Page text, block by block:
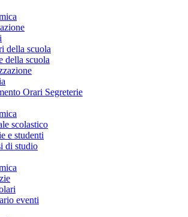
della scuola
della scuola
Orari Segreterie
scolastico
e studenti
di studio
eventi